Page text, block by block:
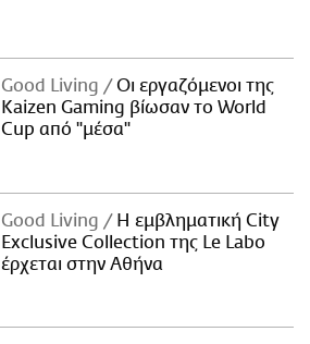
Good Living
Οι εργαζόμενοι της
Kaizen Gaming βίωσαν το World
Cup από "μέσα"
Good Living
Η εμβληματική City
Exclusive Collection της Le Labo
έρχεται στην Αθήνα